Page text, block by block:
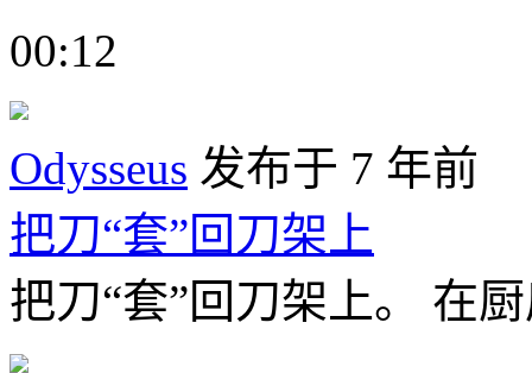
00:12
Odysseus 发布于 7 年前
把刀“套”回刀架上
把刀“套”回刀架上。 在